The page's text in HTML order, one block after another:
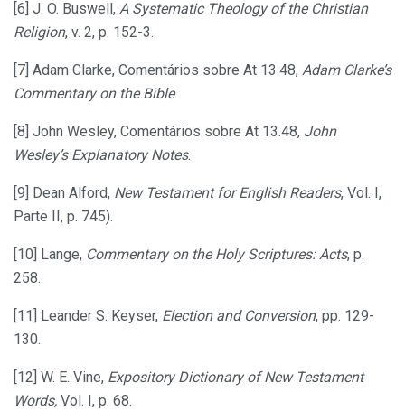
[6] J. O. Buswell, A Systematic Theology of the Christian
Religion, v. 2, p. 152-3.
[7] Adam Clarke, Comentários sobre At 13.48, Adam Clarke’s
Commentary on the Bible.
[8] John Wesley, Comentários sobre At 13.48, John
Wesley’s Explanatory Notes.
[9] Dean Alford, New Testament for English Readers, Vol. I,
Parte II, p. 745).
[10] Lange, Commentary on the Holy Scriptures: Acts, p.
258.
[11] Leander S. Keyser, Election and Conversion, pp. 129-
130.
[12] W. E. Vine, Expository Dictionary of New Testament
Words, Vol. I, p. 68.